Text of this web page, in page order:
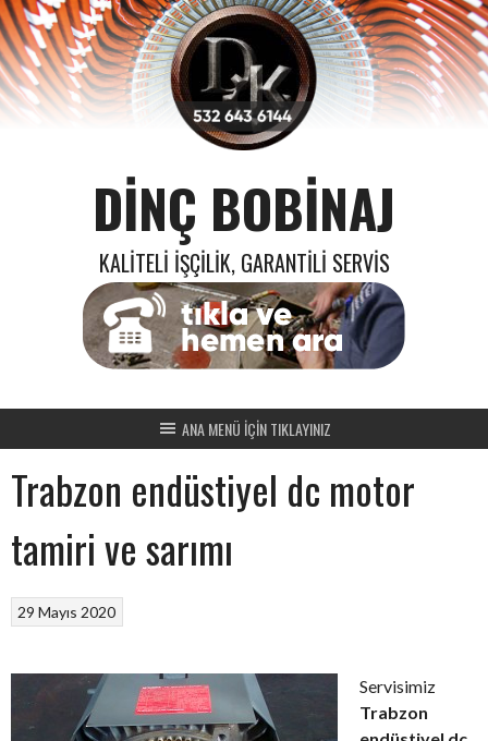
Skip
to
content
DINÇ BOBINAJ
KALITELI İŞÇILIK, GARANTILI SERVIS
ANA MENÜ İÇİN TIKLAYINIZ
Trabzon endüstiyel dc motor
tamiri ve sarımı
29 Mayıs 2020
Servisimiz
Trabzon